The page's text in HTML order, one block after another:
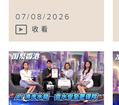
07/08/2026
收看